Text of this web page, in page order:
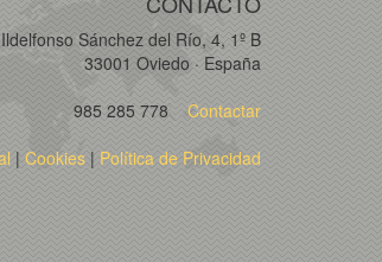
Ildelfonso Sánchez del Río, 4, 1º B
33001 Oviedo · España
985 285 778 Contactar
| Cookies | Política de Privacidad